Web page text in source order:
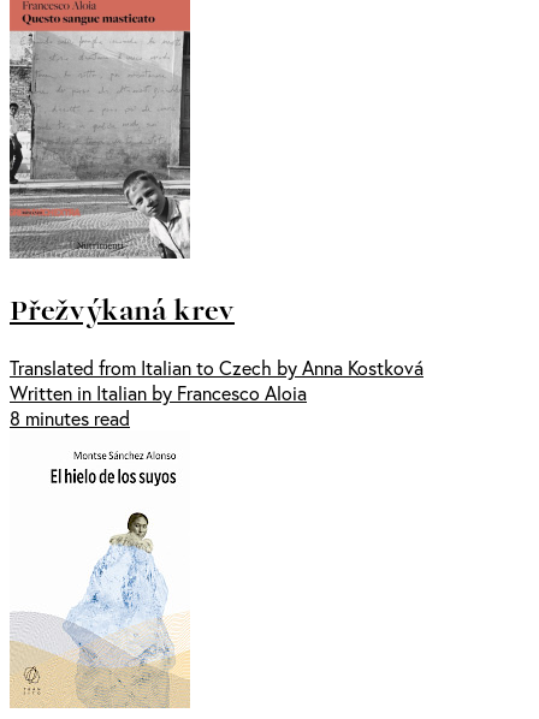
Přežvýkaná krev
Translated from Italian to Czech by Anna Kostková
Written in Italian by Francesco Aloia
8 minutes read